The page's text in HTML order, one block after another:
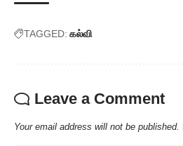
TAGGED: கல்வி
Leave a Comment
Your email address will not be published.